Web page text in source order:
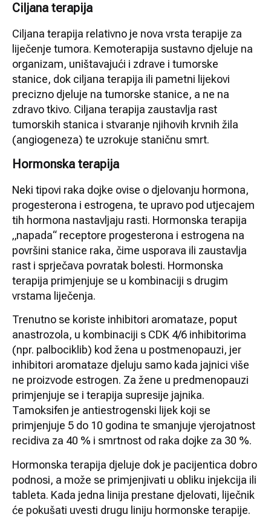
Ciljana terapija
Ciljana terapija relativno je nova vrsta terapije za
liječenje tumora. Kemoterapija sustavno djeluje na
organizam, uništavajući i zdrave i tumorske
stanice, dok ciljana terapija ili pametni lijekovi
precizno djeluje na tumorske stanice, a ne na
zdravo tkivo. Ciljana terapija zaustavlja rast
tumorskih stanica i stvaranje njihovih krvnih žila
(angiogeneza) te uzrokuje staničnu smrt.
Hormonska terapija
Neki tipovi raka dojke ovise o djelovanju hormona,
progesterona i estrogena, te upravo pod utjecajem
tih hormona nastavljaju rasti. Hormonska terapija
„napada“ receptore progesterona i estrogena na
površini stanice raka, čime usporava ili zaustavlja
rast i sprječava povratak bolesti. Hormonska
terapija primjenjuje se u kombinaciji s drugim
vrstama liječenja.
Trenutno se koriste inhibitori aromataze, poput
anastrozola, u kombinaciji s CDK 4/6 inhibitorima
(npr. palbociklib) kod žena u postmenopauzi, jer
inhibitori aromataze djeluju samo kada jajnici više
ne proizvode estrogen. Za žene u predmenopauzi
primjenjuje se i terapija supresije jajnika.
Tamoksifen je antiestrogenski lijek koji se
primjenjuje 5 do 10 godina te smanjuje vjerojatnost
recidiva za 40 % i smrtnost od raka dojke za 30 %.
Hormonska terapija djeluje dok je pacijentica dobro
podnosi, a može se primjenjivati u obliku injekcija ili
tableta. Kada jedna linija prestane djelovati, liječnik
će pokušati uvesti drugu liniju hormonske terapije.